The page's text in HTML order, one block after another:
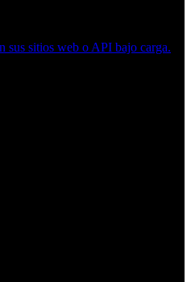
sus sitios web o API bajo carga.